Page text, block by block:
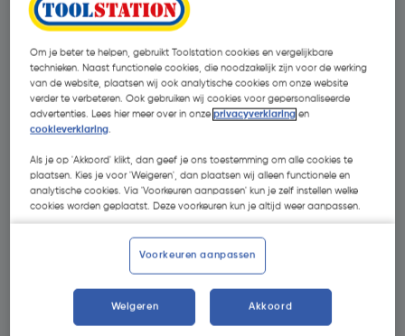
- 24 %
€ 6,81
Om je beter te helpen, gebruikt Toolstation cookies en vergelijkbare
technieken. Naast functionele cookies, die noodzakelijk zijn voor de werking
van de website, plaatsen wij ook analytische cookies om onze website
verder te verbeteren. Ook gebruiken wij cookies voor gepersonaliseerde
advertenties. Lees hier meer over in onzeprivacyverklaring en
cookieverklaring.
Als je op 'Akkoord' klikt, dan geef je ons toestemming om alle cookies te
plaatsen. Kies je voor 'Weigeren', dan plaatsen wij alleen functionele en
analytische cookies. Via 'Voorkeuren aanpassen' kun je zelf instellen welke
cookies worden geplaatst. Deze voorkeuren kun je altijd weer aanpassen.
Voorkeuren aanpassen
Weigeren Akkoord